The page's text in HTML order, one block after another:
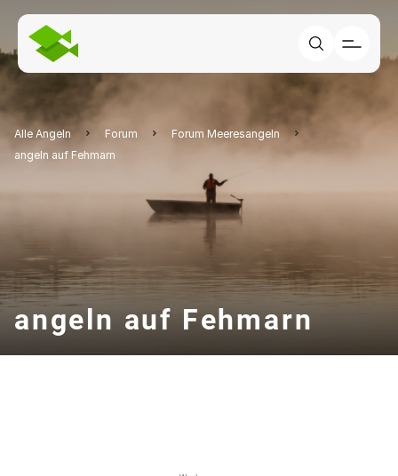
Alle Angeln Forum
Forum Meeresangeln
angeln auf Fehmarn
angeln auf Fehmarn